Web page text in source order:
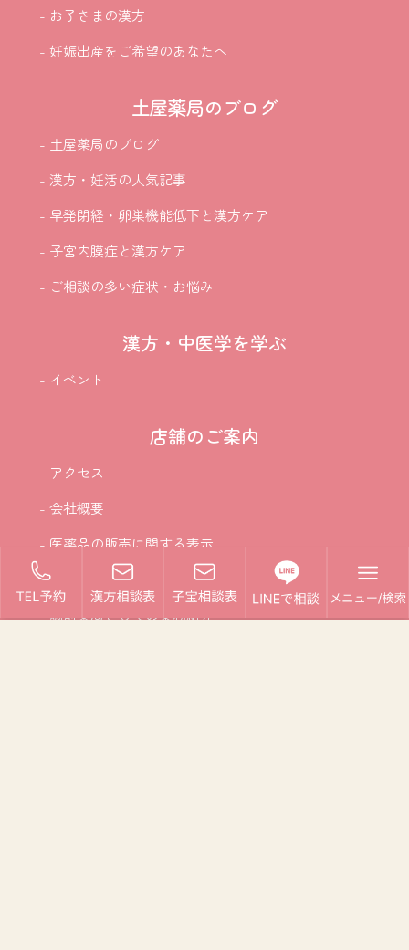
- お子さまの漢方
- 妊娠出産をご希望のあなたへ
土屋薬局のブログ
- 土屋薬局のブログ
- 漢方・妊活の人気記事
- 早発閉経・卵巣機能低下と漢方ケア
- 子宮内膜症と漢方ケア
- ご相談の多い症状・お悩み
漢方・中医学を学ぶ
- イベント
店舗のご案内
- アクセス
- 会社概要
- 医薬品の販売に関する表示
- 特定商取引に基づく表記
- 調剤薬局としての業務紹介